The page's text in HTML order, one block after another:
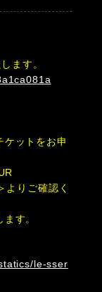
ます。
ケットをお申
りご確認く
す。
le-sser